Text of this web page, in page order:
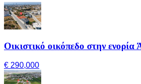
Οικιστικό οικόπεδο στην ενορία
€ 290,000